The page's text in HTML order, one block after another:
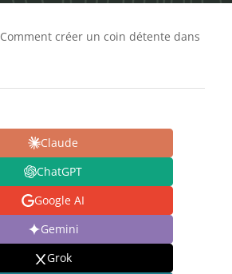
Comment créer un coin détente dans
Claude
ChatGPT
Google AI
Gemini
Grok